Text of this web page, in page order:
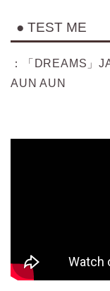
● TEST ME
：「DREAMS」
AUN AUN